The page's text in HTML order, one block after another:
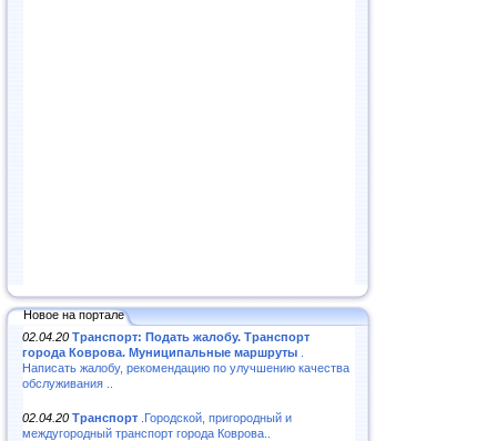
Новое на портале
02.04.20 Транспорт: Подать жалобу. Транспорт
города Коврова. Муниципальные маршруты
Написать жалобу, рекомендацию по улучшению качества
обслуживания ..
02.04.20 Транспорт .Городской, пригородный и
междугородный транспорт города Коврова..